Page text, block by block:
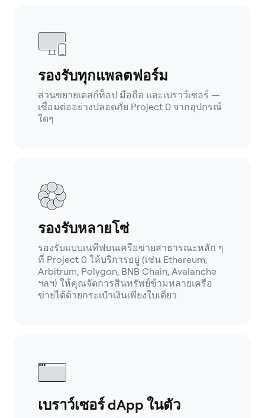
รองรับทุกแพลตฟอร์ม
ส่วนขยายเดสก์ท็อป มือถือ และเบราว์เซอร์ —
เชื่อมต่ออย่างปลอดภัย Project 0 จากอุปกรณ์
ใดๆ
รองรับหลายโซ่
รองรับแบบเนทีฟบนเครือข่ายสาธารณะหลัก ๆ
ที่ Project 0 ให้บริการอยู่ (เช่น Ethereum,
Arbitrum, Polygon, BNB Chain, Avalanche
ฯลฯ) ให้คุณจัดการสินทรัพย์ข้ามหลายเครือ
ข่ายได้ด้วยกระเป๋าเงินเพียงใบเดียว
เบราว์เซอร์ dApp ในตัว